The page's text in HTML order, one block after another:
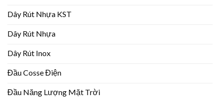
Dây Rút Nhựa KST
Dây Rút Nhựa
Dây Rút Inox
Đầu Cosse Điện
Đầu Năng Lượng Mặt Trời